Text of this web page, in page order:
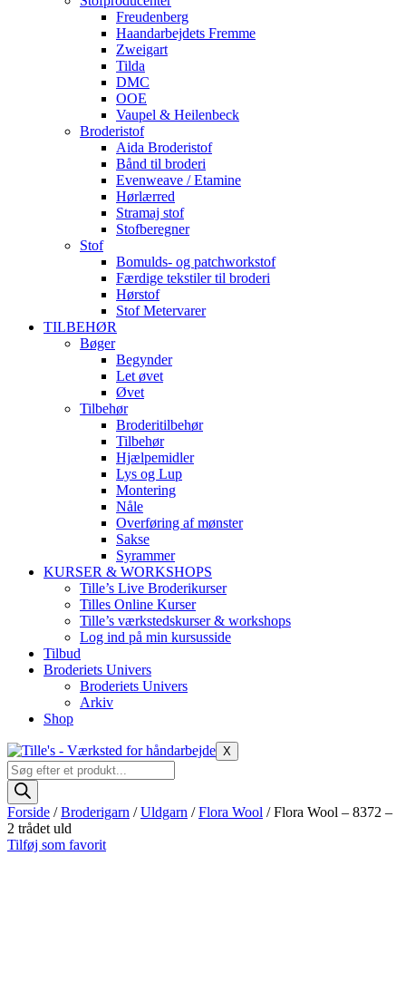
Freudenberg
Haandarbejdets Fremme
Zweigart
Tilda
DMC
OOE
Vaupel & Heilenbeck
Broderistof
Aida Broderistof
Bånd til broderi
Evenweave / Etamine
Hørlærred
Stramaj stof
Stofberegner
Stof
Bomulds- og patchworkstof
Færdige tekstiler til broderi
Hørstof
Stof Metervarer
TILBEHØR
Bøger
Begynder
Let øvet
Øvet
Tilbehør
Broderitilbehør
Tilbehør
Hjælpemidler
Lys og Lup
Montering
Nåle
Overføring af mønster
Sakse
Syrammer
KURSER & WORKSHOPS
Tille’s Live Broderikurser
Tilles Online Kurser
Tille’s værkstedskurser & workshops
Log ind på min kursusside
Tilbud
Broderiets Univers
Broderiets Univers
Arkiv
Shop
X
Products
search
Forside /Broderigarn /Uldgarn /Flora Wool / Flora Wool – 8372 –
2 trådet uld
Tilføj som favorit